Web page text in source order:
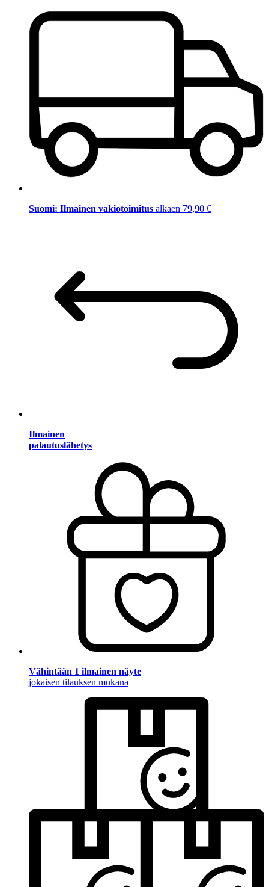
Suomi: Ilmainen vakiotoimitus alkaen 79,90 €
Ilmainen
palautuslähetys
Vähintään 1 ilmainen näyte
jokaisen tilauksen mukana